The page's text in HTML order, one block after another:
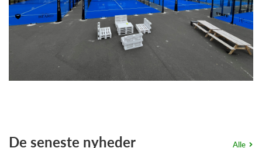
De seneste nyheder Alle